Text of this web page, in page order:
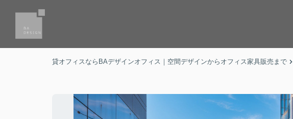
貸オフィスならBAデザインオフィス｜空間デザインからオフィス家具販売まで